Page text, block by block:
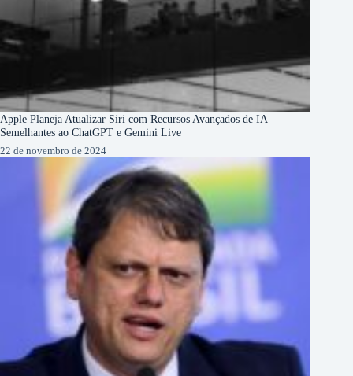
Apple Planeja Atualizar Siri com Recursos Avançados de IA
Semelhantes ao ChatGPT e Gemini Live
22 de novembro de 2024